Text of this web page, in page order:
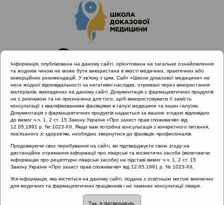
Головна
Матеріали за МКХ-11
12 Хвороби органів дихання
Бактеріальне загострення при ХРС
Бактеріальне
загострення при ХРС
Інформація, опублікована на даному сайті, орієнтована на загальне ознайомлення
та жодним чином не може бути використана в якості медичних, практичних або
комерційних рекомендацій. У зв’язку з цим, Сайт «Школи доказової медицини» не
несе жодної відповідальності за негативні наслідки, отримані через використання
матеріалів, викладених на даному сайті. Документація з фармацевтичних продуктів
не є рекламою та не призначена для того, щоб використовувати її замість
консультації з кваліфікованими фахівцями в галузі медицини та інших галузях.
Документація з фармацевтичних продуктів надається за вашою згодою відповідно
до вимог ч.ч. 1, 2 ст. 15 Закону України «Про захист прав споживачів» від
12.05.1991 р. № 1023-XII. Якщо вам потрібна консультація з конкретного питання,
пов’язаного зі здоров’ям, необхідно звернутися до фахівців- професіоналів.
Продовжуючи своє перебування на сайті, ви підтверджуєте свою згоду на
дистанційне отримання інформації про лікарські та косметичні засоби (включаючи
інформацію про рецептурні лікарські засоби) на підставі вимог ч.ч. 1, 2 ст. 15
Закону України «Про захист прав споживачів» від 12.05.1991 р. № 1023-XII.
Уся інформація, яка міститься на даному сайті, подана з освітньою метою виключно
для медичних та фармацевтичних працівників і не замінює консультації лікаря.
Так, я підтверджую.